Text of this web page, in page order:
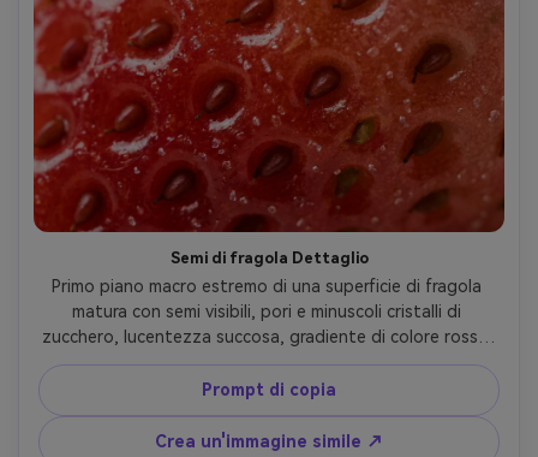
Semi di fragola Dettaglio
Primo piano macro estremo di una superficie di fragola
matura con semi visibili, pori e minuscoli cristalli di
zucchero, lucentezza succosa, gradiente di colore rosso-
rosa, morbida luce da studio con un rimbalzo bianco,
Fujifilm GFX 100S, macro 120 mm, f/5.6, sfocatura di
sfondo super nitida e pulita, fotografia macro di cibo
commerciale-AR 4:5
Prompt di copia
Crea un'immagine simile ↗